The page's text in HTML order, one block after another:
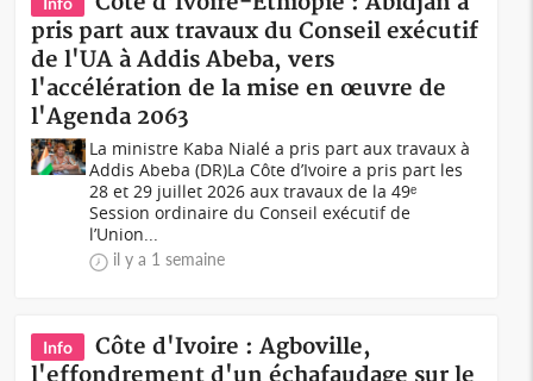
pris part aux travaux du Conseil exécutif
de l'UA à Addis Abeba, vers
l'accélération de la mise en œuvre de
l'Agenda 2063
La ministre Kaba Nialé a pris part aux travaux à
Addis Abeba (DR)La Côte d’Ivoire a pris part les
28 et 29 juillet 2026 aux travaux de la 49ᵉ
Session ordinaire du Conseil exécutif de
l’Union...
il y a 1 semaine
Info
Côte d'Ivoire : Agboville,